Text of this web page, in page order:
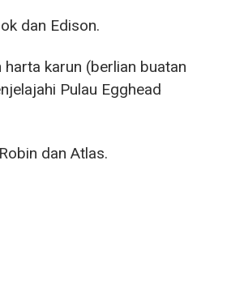
dan Edison.
harta karun (berlian buatan
Pulau Egghead
dan Atlas.